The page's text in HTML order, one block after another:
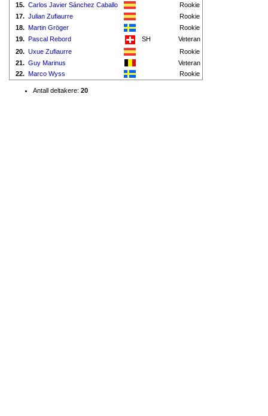
15. Carlos Javier Sánchez Caballo
Rookie
17. Julian Zufiaurre
Rookie
18. Martin Gröger
Rookie
19. Pascal Rebord SH
Veteran
20. Uxue Zufiaurre
Rookie
21. Guy Marinus
Veteran
22. Marco Wyss Rookie
Antall deltakere: 20